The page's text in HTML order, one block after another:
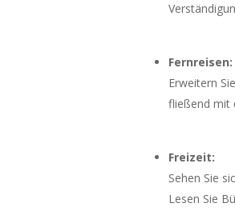
Fernreisen:
Erweitern
fließend mit
Freizeit:
Sehen Sie
Lesen Sie